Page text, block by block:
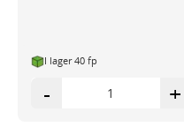
I lager 40 fp
- +